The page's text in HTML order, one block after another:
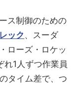
ス制御のための
ック 、スーダ
ローズ・ロケッ
れ1人ずつ作業員
タイム差で、つ